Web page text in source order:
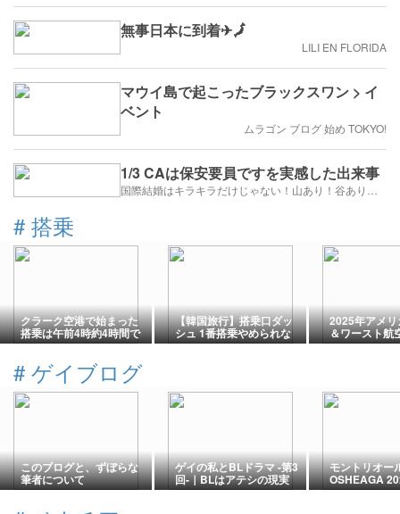
無事日本に到着✈🗾
LILI EN FLORIDA
マウイ島で起こったブラックスワン > イ
ベント
ムラゴン ブログ 始め TOKYO!
1/3 CAは保安要員ですを実感した出来事
# 搭乗
クラーク空港で始まった
搭乗は午前4時約4時間で
成田に
【韓国旅行】搭乗口ダッ
シュ 1番搭乗やめられな
い私
2025年アメ
＆ワースト航
らかに！
# ゲイブログ
このブログと、ずぼらな
筆者について
ゲイの私とBLドラマ -第3
回-｜BLはアテシの現実
逃避なのか
モントリオー
OSHEAGA
YOASOBIが